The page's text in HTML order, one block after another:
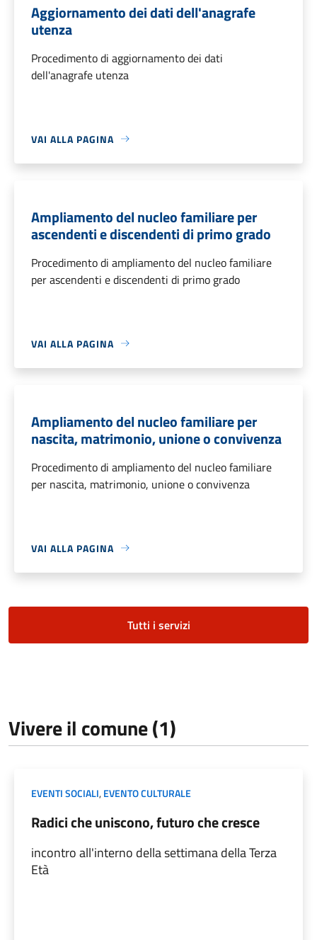
Aggiornamento dei dati dell'anagrafe
utenza
Procedimento di aggiornamento dei dati
dell'anagrafe utenza
VAI ALLA PAGINA
Ampliamento del nucleo familiare per
ascendenti e discendenti di primo grado
Procedimento di ampliamento del nucleo familiare
per ascendenti e discendenti di primo grado
VAI ALLA PAGINA
Ampliamento del nucleo familiare per
nascita, matrimonio, unione o convivenza
Procedimento di ampliamento del nucleo familiare
per nascita, matrimonio, unione o convivenza
VAI ALLA PAGINA
Tutti i servizi
Vivere il comune (1)
EVENTI SOCIALI,EVENTO CULTURALE
Radici che uniscono, futuro che cresce
incontro all'interno della settimana della Terza
Età